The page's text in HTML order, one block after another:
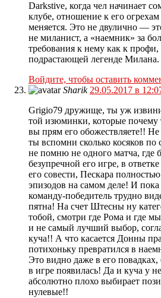
Darkstive, когда чел начинает
клубе, отношение к его
меняется. Это не двулично —
не миланист, а «наемник» за
требования к нему как к профи,
подрастающей легенде Милана.
Войдите, чтобы оставить
Sharik 29.05.2017 в
Grigio79 дружище, ты уж
той изюминки, которые почему
вы прям его обожествляете!!
ты вспомни сколько косяков по
не помню не одного матча, где
безупречной его игре, в
его совести, Пескара
эпизодов на самом деле! И
команду-победитель трудно
пятна! На счет Штесны ну
тобой, смотри где Рома и где
и не самый лучший выбор,
куча!! А что касается Донны
потихоньку превратился в
Это видно даже в его повадках,
в игре появилась! Да и куча у
абсолютно плохо выбирает
нулевые!!